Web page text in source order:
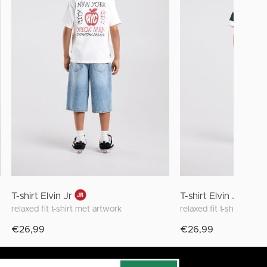
T-shirt Elvin Jr
relaxed fit t-shirt met artwork
€26,99
T-shirt Elvin Jr
relaxed fit t-shirt met
€26,99